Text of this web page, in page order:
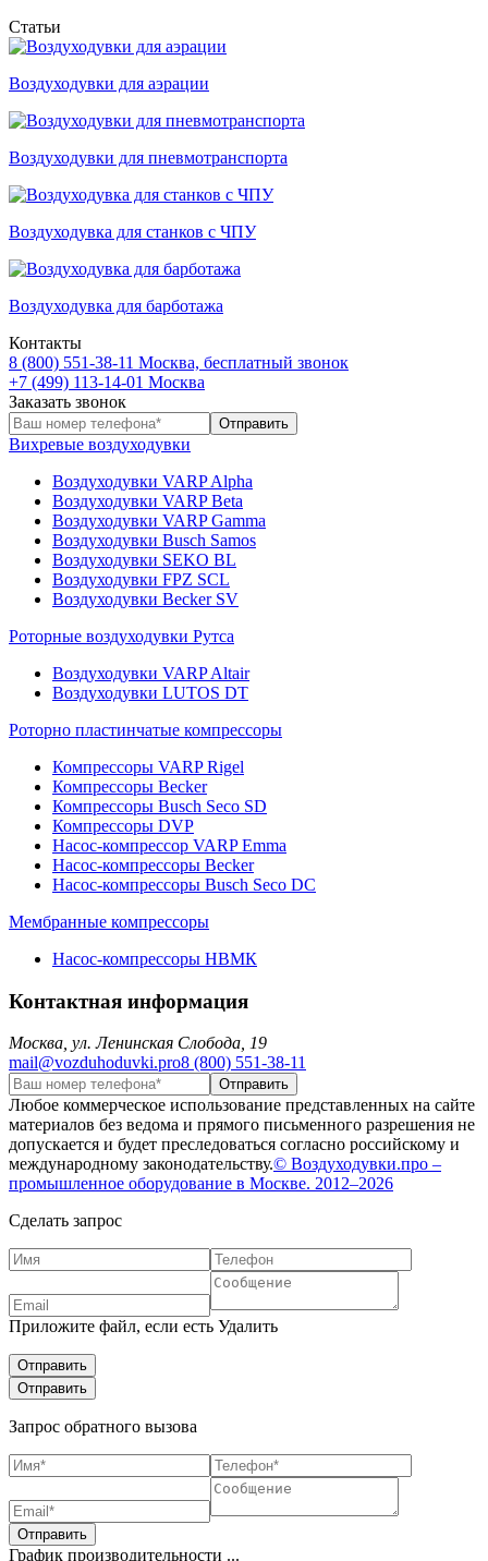
Статьи
Воздуходувки для аэрации
Воздуходувки для пневмотранспорта
Воздуходувка для станков с ЧПУ
Воздуходувка для барботажа
Контакты
8 (800) 551-38-11 Москва, бесплатный звонок
+7 (499) 113-14-01 Москва
Заказать звонок
Вихревые воздуходувки
Воздуходувки VARP Alpha
Воздуходувки VARP Beta
Воздуходувки VARP Gamma
Воздуходувки Busch Samos
Воздуходувки SEKO BL
Воздуходувки FPZ SCL
Воздуходувки Becker SV
Роторные воздуходувки Рутса
Воздуходувки VARP Altair
Воздуходувки LUTOS DT
Роторно пластинчатые компрессоры
Компрессоры VARP Rigel
Компрессоры Becker
Компрессоры Busch Seco SD
Компрессоры DVP
Насос-компрессор VARP Emma
Насос-компрессоры Becker
Насос-компрессоры Busch Seco DC
Мембранные компрессоры
Насос-компрессоры НВМК
Контактная информация
Москва, ул. Ленинская Слобода, 19
mail@vozduhoduvki.pro8 (800) 551-38-11
Любое коммерческое использование представленных на сайте
материалов без ведома и прямого письменного разрешения не
допускается и будет преследоваться согласно российскому и
международному законодательству.© Воздуходувки.про –
промышленное оборудование в Москве. 2012–2026
Сделать запрос
Приложите файл, если есть Удалить
Запрос обратного вызова
График производительности ...